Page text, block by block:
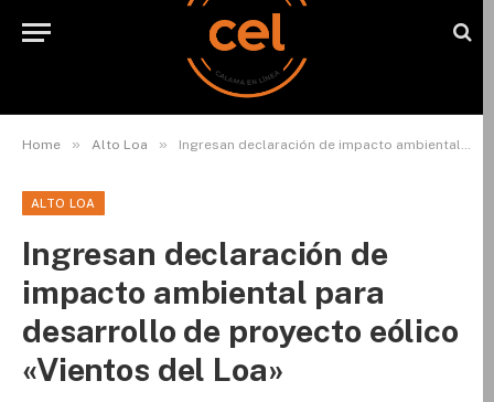
Home » Alto Loa » Ingresan declaración de impacto ambiental para desarrollo de proyecto eólico «Vientos del Loa»
ALTO LOA
Ingresan declaración de
impacto ambiental para
desarrollo de proyecto eólico
«Vientos del Loa»